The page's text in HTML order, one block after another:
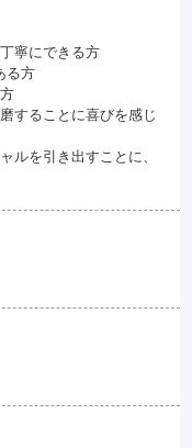
寧にできる方
る方
することに喜びを感じ
ルを引き出すことに、